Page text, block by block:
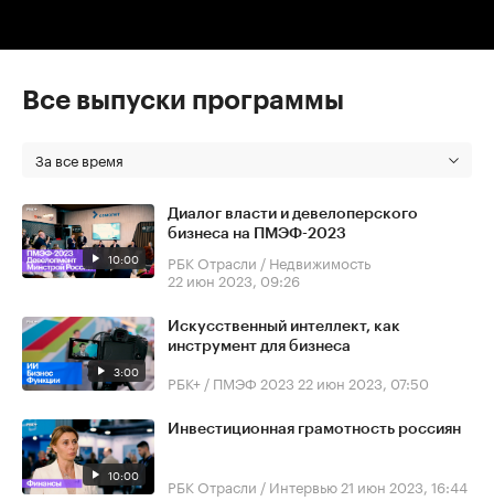
Все выпуски программы
За все время
10:00
Диалог власти и девелоперского
бизнеса на ПМЭФ-2023
РБК Отрасли / Недвижимость
22 июн 2023, 09:26
3:00
Искусственный интеллект, как
инструмент для бизнеса
РБК+ / ПМЭФ 2023 22 июн 2023, 07:50
10:00
Инвестиционная грамотность россиян
РБК Отрасли / Интервью 21 июн 2023, 16:44